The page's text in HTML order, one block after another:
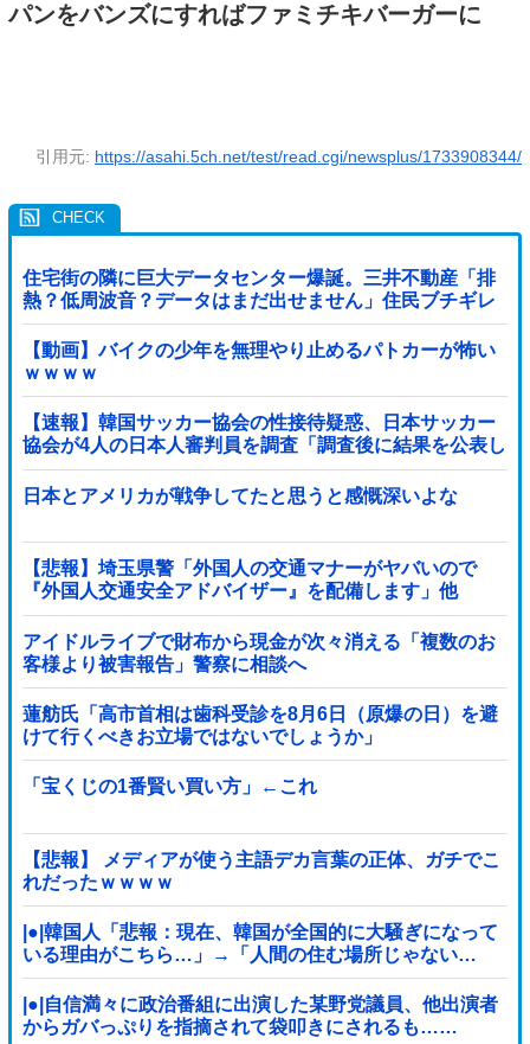
パンをバンズにすればファミチキバーガーに
引用元: https://asahi.5ch.net/test/read.cgi/newsplus/1733908344/
住宅街の隣に巨大データセンター爆誕。三井不動産「排
熱？低周波音？データはまだ出せません」住民ブチギレ
【動画】バイクの少年を無理やり止めるパトカーが怖い
ｗｗｗｗ
【速報】韓国サッカー協会の性接待疑惑、日本サッカー
協会が4人の日本人審判員を調査「調査後に結果を公表し
ます」
日本とアメリカが戦争してたと思うと感慨深いよな
【悲報】埼玉県警「外国人の交通マナーがヤバいので
『外国人交通安全アドバイザー』を配備します」他
アイドルライブで財布から現金が次々消える「複数のお
客様より被害報告」警察に相談へ
蓮舫氏「高市首相は歯科受診を8月6日（原爆の日）を避
けて行くべきお立場ではないでしょうか」
「宝くじの1番賢い買い方」←これ
【悲報】 メディアが使う主語デカ言葉の正体、ガチでこ
れだったｗｗｗｗ
|●|韓国人「悲報：現在、韓国が全国的に大騒ぎになって
いる理由がこちら…」→「人間の住む場所じゃない…
（ﾌﾞﾙﾌﾞﾙ」＝韓国の反応
|●|自信満々に政治番組に出演した某野党議員、他出演者
からガバっぷりを指摘されて袋叩きにされるも……